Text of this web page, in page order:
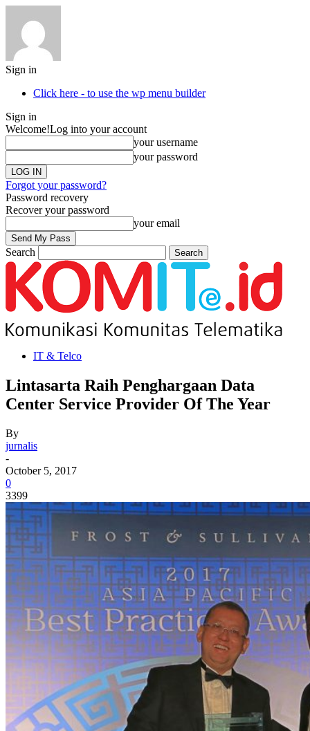
Sign in
Click here - to use the wp menu builder
Sign in
Welcome!Log into your account
your username
your password
Forgot your password?
Password recovery
Recover your password
your email
Search
IT & Telco
Lintasarta Raih Penghargaan Data
Center Service Provider Of The Year
By
jurnalis
-
October 5, 2017
0
3399